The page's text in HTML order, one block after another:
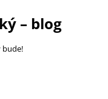
– blog
bude!